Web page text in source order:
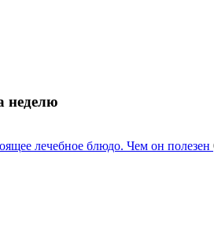
неделю
лечебное блюдо. Чем он полезен